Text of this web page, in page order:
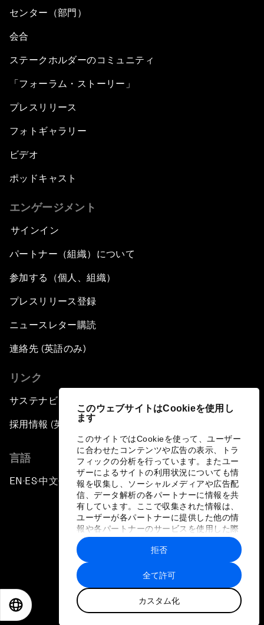
このウェブサイトはCookieを使用し
ます
このサイトではCookieを使って、ユーザー
に合わせたコンテンツや広告の表示、トラ
フィックの分析を行っています。またユー
ザーによるサイトの利用状況についても情
報を収集し、ソーシャルメディアや広告配
信、データ解析の各パートナーに情報を共
有しています。ここで収集された情報は、
ユーザーが各パートナーに提供した他の情
報や各パートナーのサービスを使用した際
に収集された情報と組み合わされ、各パー
トナーによって使用されることがありま
す。
全て許可
カスタム化
拒否
センター（部門）
会合
ステークホルダーのコミュニティ
「フォーラム・ストーリー」
プレスリリース
フォトギャラリー
ビデオ
ポッドキャスト
エンゲージメント
サインイン
パートナー（組織）について
参加する（個人、組織）
プレスリリース登録
ニュースレター購読
連絡先 (英語のみ)
リンク
サステナビリティへの取り組み
採用情報 (英語のみ)
言語
EN ▪ES▪中文▪ 日本語
プライバシーポリシーと利用規約
サイトマップ
©
世界経済フォーラム